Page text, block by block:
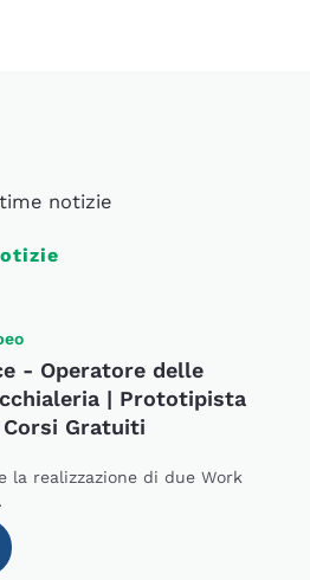
notizie
- Operatore delle
| Prototipista
Gratuiti
la realizzazione di due Work